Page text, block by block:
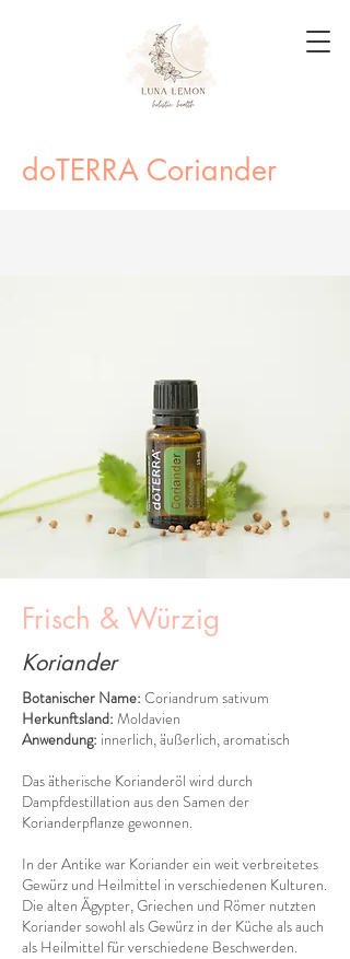
doTERRA Coriander
Frisch & Würzig
Koriander
Botanischer Name: Coriandrum sativum
Herkunftsland: Moldavien
Anwendung: innerlich, äußerlich, aromatisch
Das ätherische Korianderöl wird durch
Dampfdestillation aus den Samen der
Korianderpflanze gewonnen.
In der Antike war Koriander ein weit verbreitetes
Gewürz und Heilmittel in verschiedenen Kulturen.
Die alten Ägypter, Griechen und Römer nutzten
Koriander sowohl als Gewürz in der Küche als auch
als Heilmittel für verschiedene Beschwerden.